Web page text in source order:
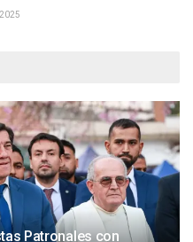
Patronales con